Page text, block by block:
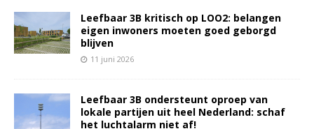
Leefbaar 3B kritisch op LOO2: belangen
eigen inwoners moeten goed geborgd
blijven
11 juni 2026
Leefbaar 3B ondersteunt oproep van
lokale partijen uit heel Nederland: schaf
het luchtalarm niet af!